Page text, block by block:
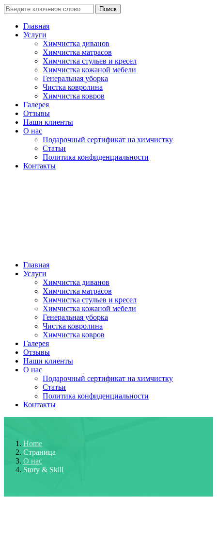
Поиск
Главная
Услуги
Химчистка диванов
Химчистка матрасов
Химчистка стульев и кресел
Химчистка кожаной мебели
Генеральная уборка
Чистка ковролина
Химчистка ковров
Галерея
Отзывы
Наши клиенты
О нас
Подарочный сертификат на химчистку
Статьи
Политика конфиденциальности
Контакты
Главная
Услуги
Химчистка диванов
Химчистка матрасов
Химчистка стульев и кресел
Химчистка кожаной мебели
Генеральная уборка
Чистка ковролина
Химчистка ковров
Галерея
Отзывы
Наши клиенты
О нас
Подарочный сертификат на химчистку
Статьи
Политика конфиденциальности
Контакты
Home
Страница
О нас
Story & Skill